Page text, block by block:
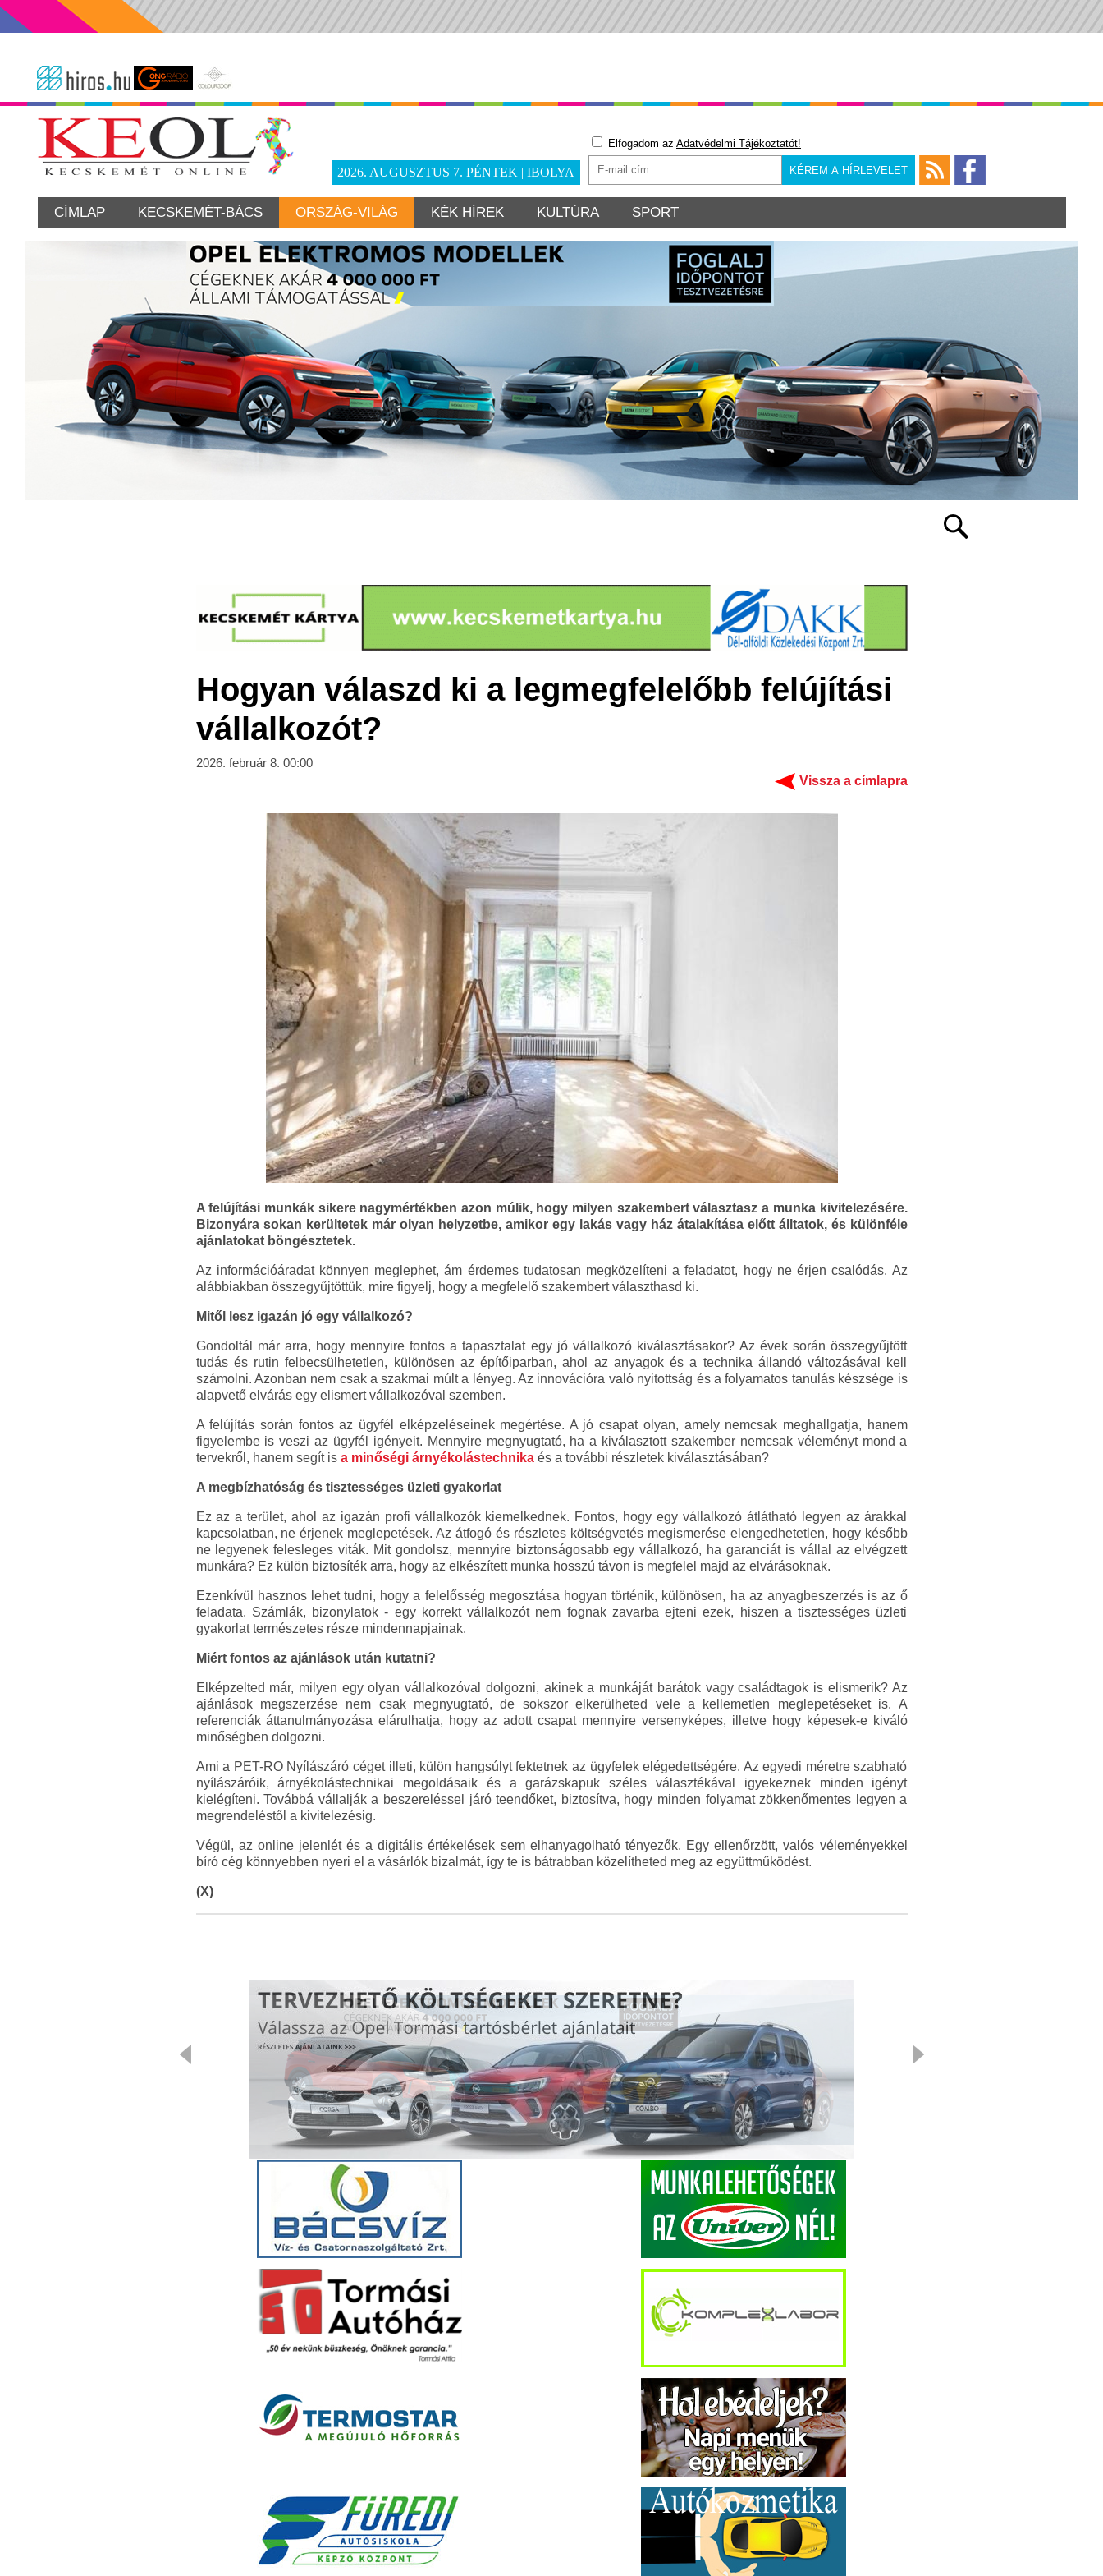
2026. AUGUSZTUS 7. PÉNTEK | IBOLYA
Elfogadom az Adatvédelmi Tájékoztatót!
CÍMLAP KECSKEMÉT-BÁCS ORSZÁG-VILÁG KÉK HÍREK KULTÚRA SPORT
Hogyan válaszd ki a legmegfelelőbb felújítási
vállalkozót?
2026. február 8. 00:00
Vissza a címlapra
A felújítási munkák sikere nagymértékben azon múlik, hogy milyen szakembert választasz a munka kivitelezésére.
Bizonyára sokan kerültetek már olyan helyzetbe, amikor egy lakás vagy ház átalakítása előtt álltatok, és különféle
ajánlatokat böngésztetek.
Az információáradat könnyen meglephet, ám érdemes tudatosan megközelíteni a feladatot, hogy ne érjen csalódás. Az
alábbiakban összegyűjtöttük, mire figyelj, hogy a megfelelő szakembert választhasd ki.
Mitől lesz igazán jó egy vállalkozó?
Gondoltál már arra, hogy mennyire fontos a tapasztalat egy jó vállalkozó kiválasztásakor? Az évek során összegyűjtött
tudás és rutin felbecsülhetetlen, különösen az építőiparban, ahol az anyagok és a technika állandó változásával kell
számolni. Azonban nem csak a szakmai múlt a lényeg. Az innovációra való nyitottság és a folyamatos tanulás készsége is
alapvető elvárás egy elismert vállalkozóval szemben.
A felújítás során fontos az ügyfél elképzeléseinek megértése. A jó csapat olyan, amely nemcsak meghallgatja, hanem
figyelembe is veszi az ügyfél igényeit. Mennyire megnyugtató, ha a kiválasztott szakember nemcsak véleményt mond a
tervekről, hanem segít is a minőségi árnyékolástechnikaés a további részletek kiválasztásában?
A megbízhatóság és tisztességes üzleti gyakorlat
Ez az a terület, ahol az igazán profi vállalkozók kiemelkednek. Fontos, hogy egy vállalkozó átlátható legyen az árakkal
kapcsolatban, ne érjenek meglepetések. Az átfogó és részletes költségvetés megismerése elengedhetetlen, hogy később
ne legyenek felesleges viták. Mit gondolsz, mennyire biztonságosabb egy vállalkozó, ha garanciát is vállal az elvégzett
munkára? Ez külön biztosíték arra, hogy az elkészített munka hosszú távon is megfelel majd az elvárásoknak.
Ezenkívül hasznos lehet tudni, hogy a felelősség megosztása hogyan történik, különösen, ha az anyagbeszerzés is az ő
feladata. Számlák, bizonylatok - egy korrekt vállalkozót nem fognak zavarba ejteni ezek, hiszen a tisztességes üzleti
gyakorlat természetes része mindennapjainak.
Miért fontos az ajánlások után kutatni?
Elképzelted már, milyen egy olyan vállalkozóval dolgozni, akinek a munkáját barátok vagy családtagok is elismerik? Az
ajánlások megszerzése nem csak megnyugtató, de sokszor elkerülheted vele a kellemetlen meglepetéseket is. A
referenciák áttanulmányozása elárulhatja, hogy az adott csapat mennyire versenyképes, illetve hogy képesek-e kiváló
minőségben dolgozni.
Ami a PET-RO Nyílászáró céget illeti, külön hangsúlyt fektetnek az ügyfelek elégedettségére. Az egyedi méretre szabható
nyílászáróik, árnyékolástechnikai megoldásaik és a garázskapuk széles választékával igyekeznek minden igényt
kielégíteni. Továbbá vállalják a beszereléssel járó teendőket, biztosítva, hogy minden folyamat zökkenőmentes legyen a
megrendeléstől a kivitelezésig.
Végül, az online jelenlét és a digitális értékelések sem elhanyagolható tényezők. Egy ellenőrzött, valós véleményekkel
bíró cég könnyebben nyeri el a vásárlók bizalmát, így te is bátrabban közelítheted meg az együttműködést.
(X)